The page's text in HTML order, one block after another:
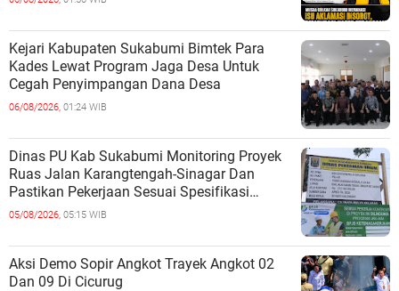
Kejari Kabupaten Sukabumi Bimtek Para
Kades Lewat Program Jaga Desa Untuk
Cegah Penyimpangan Dana Desa
06/08/2026, 01:24 WIB
Dinas PU Kab Sukabumi Monitoring Proyek
Ruas Jalan Karangtengah-Sinagar Dan
Pastikan Pekerjaan Sesuai Spesifikasi
Teknis
05/08/2026, 05:15 WIB
Aksi Demo Sopir Angkot Trayek Angkot 02
Dan 09 Di Cicurug